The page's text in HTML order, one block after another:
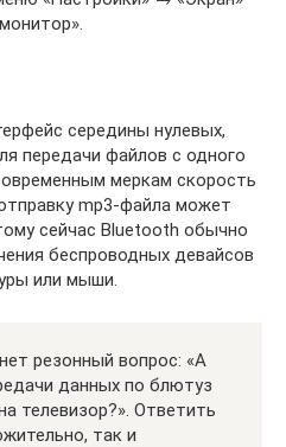
середины нулевых,
передачи файлов с одного
меркам скорость
mp3-файла может
сейчас Bluetooth обычно
беспроводных девайсов
или мыши.
резонный вопрос: «А
данных по блютуз
телевизор?». Ответить
так и